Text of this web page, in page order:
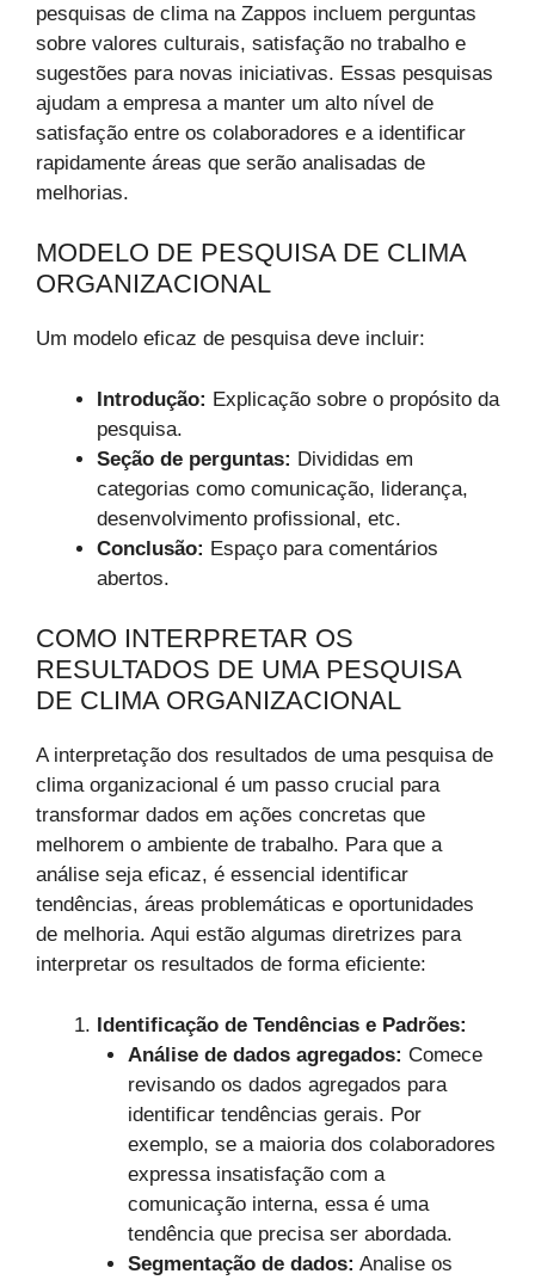
pesquisas de clima na Zappos incluem perguntas
sobre valores culturais, satisfação no trabalho e
sugestões para novas iniciativas. Essas pesquisas
ajudam a empresa a manter um alto nível de
satisfação entre os colaboradores e a identificar
rapidamente áreas que serão analisadas de
melhorias.
MODELO DE PESQUISA DE CLIMA
ORGANIZACIONAL
Um modelo eficaz de pesquisa deve incluir:
Introdução: Explicação sobre o propósito da
pesquisa.
Seção de perguntas: Divididas em
categorias como comunicação, liderança,
desenvolvimento profissional, etc.
Conclusão: Espaço para comentários
abertos.
COMO INTERPRETAR OS
RESULTADOS DE UMA PESQUISA
DE CLIMA ORGANIZACIONAL
A interpretação dos resultados de uma pesquisa de
clima organizacional é um passo crucial para
transformar dados em ações concretas que
melhorem o ambiente de trabalho. Para que a
análise seja eficaz, é essencial identificar
tendências, áreas problemáticas e oportunidades
de melhoria. Aqui estão algumas diretrizes para
interpretar os resultados de forma eficiente:
Identificação de Tendências e Padrões:
Análise de dados agregados: Comece
revisando os dados agregados para
identificar tendências gerais. Por
exemplo, se a maioria dos colaboradores
expressa insatisfação com a
comunicação interna, essa é uma
tendência que precisa ser abordada.
Segmentação de dados: Analise os